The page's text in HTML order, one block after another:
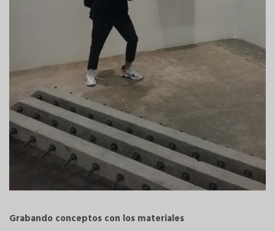
Grabando conceptos con los materiales